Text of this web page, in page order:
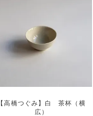
【高橋つぐみ】白 茶杯（横
広）